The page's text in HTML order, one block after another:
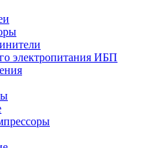
электропитания ИБП